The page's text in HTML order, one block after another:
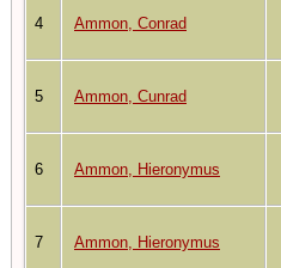
4 Ammon, Conrad
5 Ammon, Cunrad
6 Ammon, Hieronymus
7 Ammon, Hieronymus